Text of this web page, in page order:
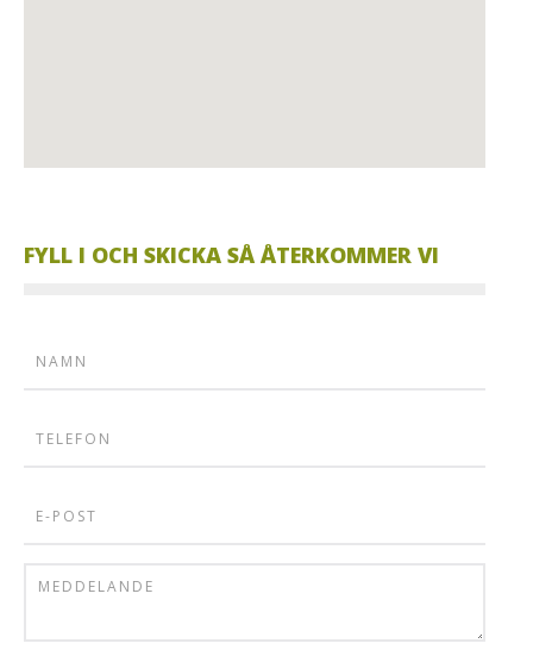
FYLL I OCH SKICKA SÅ ÅTERKOMMER VI